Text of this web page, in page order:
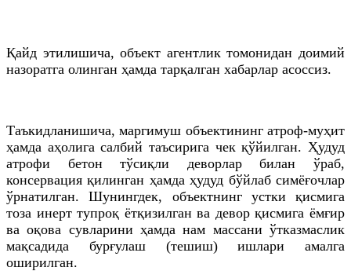
Қайд этилишича, объект агентлик томонидан доимий
назоратга олинган ҳамда тарқалган хабарлар асоссиз.
Таъкидланишича, маргимуш объектининг атроф-муҳит
ҳамда аҳолига салбий таъсирига чек қўйилган. Ҳудуд
атрофи бетон тўсиқли деворлар билан ўраб,
консервация қилинган ҳамда ҳудуд бўйлаб симёғочлар
ўрнатилган. Шунингдек, объектнинг устки қисмига
тоза инерт тупроқ ётқизилган ва девор қисмига ёмғир
ва оқова сувларини ҳамда нам массани ўтказмаслик
мақсадида бурғулаш(тешиш) ишлари амалга
оширилган.